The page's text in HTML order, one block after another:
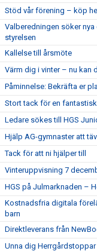
Stöd vår förening – köp
Valberedningen söker nya
styrelsen
Kallelse till årsmöte
Värm dig i vinter – nu kan
Påminnelse: Bekräfta er
Stort tack för en
Ledare sökes till HGS
Hjälp AG-gymnaster att
Tack för att ni hjälper till
Vinteruppvisning 7
HGS på Julmarknaden –
Kostnadsfria digitala
barn
Direktleverans från
Unna dig